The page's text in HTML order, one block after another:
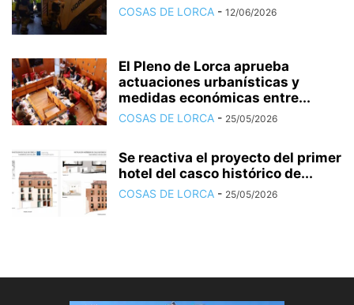
COSAS DE LORCA - 12/06/2026
El Pleno de Lorca aprueba
actuaciones urbanísticas y
medidas económicas entre...
COSAS DE LORCA - 25/05/2026
Se reactiva el proyecto del primer
hotel del casco histórico de...
COSAS DE LORCA - 25/05/2026